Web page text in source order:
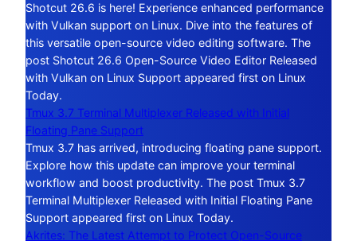
Shotcut 26.6 is here! Experience enhanced performance
with Vulkan support on Linux. Dive into the features of
this versatile open-source video editing software. The
post Shotcut 26.6 Open-Source Video Editor Released
with Vulkan on Linux Support appeared first on Linux
Today.
Tmux 3.7 Terminal Multiplexer Released with Initial
Floating Pane Support
Tmux 3.7 has arrived, introducing floating pane support.
Explore how this update can improve your terminal
workflow and boost productivity. The post Tmux 3.7
Terminal Multiplexer Released with Initial Floating Pane
Support appeared first on Linux Today.
Akrites: The Latest Attempt to Protect Open-Source